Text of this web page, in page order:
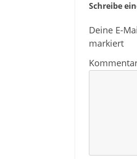
Schreibe
Deine E-
markiert